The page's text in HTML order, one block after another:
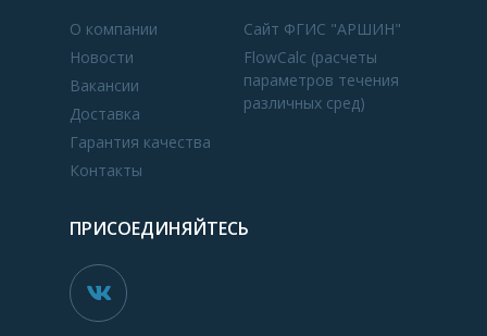
О компании
Новости
Вакансии
Доставка
Гарантия качества
Контакты
Сайт ФГИС "АРШИН"
FlowCalc (расчеты
параметров течения
различных сред)
ПРИСОЕДИНЯЙТЕСЬ